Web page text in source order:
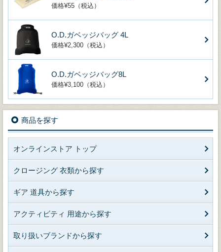
価格¥55（税込）
O.D.ガベッジバッグ 4L
価格¥2,300（税込）
O.D.ガベッジバッグ8L
価格¥3,100（税込）
商品を探す
オンラインストア トップ
クロージング 衣類から探す
ギア 道具から探す
アクティビティ 用途から探す
取り扱いブランドから探す